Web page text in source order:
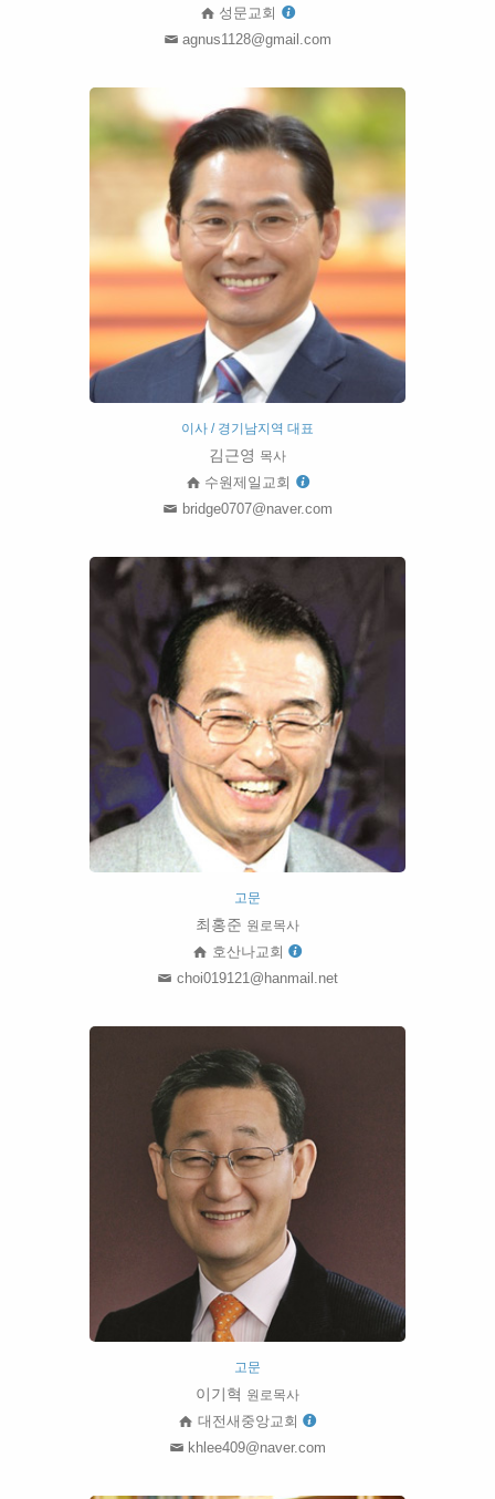
성문교회
agnus1128@gmail.com
이사 / 경기남지역 대표
김근영 목사
수원제일교회
bridge0707@naver.com
고문
최홍준 원로목사
호산나교회
choi019121@hanmail.net
고문
이기혁 원로목사
대전새중앙교회
khlee409@naver.com